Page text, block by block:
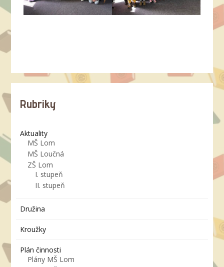
Rubriky
Aktuality
MŠ Lom
MŠ Loučná
ZŠ Lom
I. stupeň
II. stupeň
Družina
Kroužky
Plán činnosti
Plány MŠ Lom